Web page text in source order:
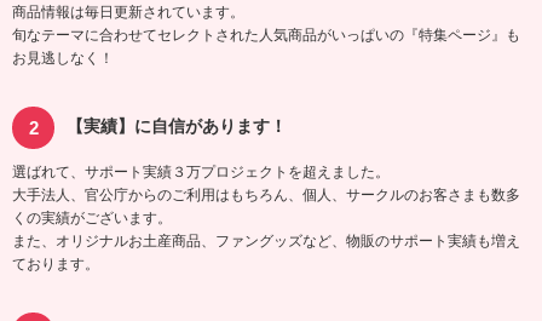
商品情報は毎日更新されています。
旬なテーマに合わせてセレクトされた人気商品がいっぱいの『特集ページ』も
お見逃しなく！
【実績】に自信があります！
選ばれて、サポート実績３万プロジェクトを超えました。
大手法人、官公庁からのご利用はもちろん、個人、サークルのお客さまも数多
くの実績がございます。
また、オリジナルお土産商品、ファングッズなど、物販のサポート実績も増え
ております。